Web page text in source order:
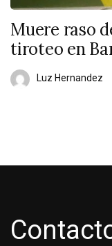
Muere raso
tiroteo en
Luz Hernandez